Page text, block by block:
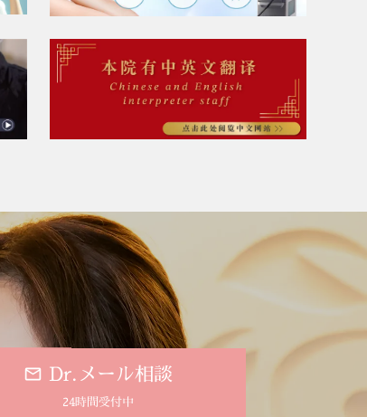
Dr.メール相談
24時間受付中